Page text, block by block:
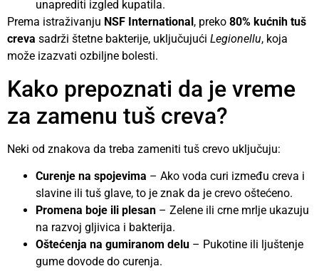
unaprediti izgled kupatila.
Prema istraživanju NSF International , preko 80% kućnih tuš
creva sadrži štetne bakterije, uključujući Legionellu, koja
može izazvati ozbiljne bolesti.
Kako prepoznati da je vreme
za zamenu tuš creva?
Neki od znakova da treba zameniti tuš crevo uključuju:
Curenje na spojevima – Ako voda curi između creva i
slavine ili tuš glave, to je znak da je crevo oštećeno.
Promena boje ili plesan – Zelene ili crne mrlje ukazuju
na razvoj gljivica i bakterija.
Oštećenja na gumiranom delu – Pukotine ili ljuštenje
gume dovode do curenja.